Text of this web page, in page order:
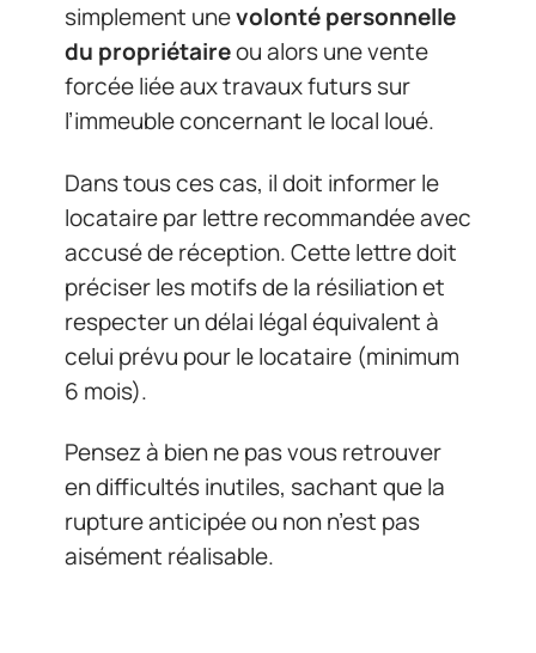
simplement unevolonté personnelle
du propriétaireou alors une vente
forcée liée aux travaux futurs sur
l’immeuble concernant le local loué.
Dans tous ces cas, il doit informer le
locataire par lettre recommandée avec
accusé de réception. Cette lettre doit
préciser les motifs de la résiliation et
respecter un délai légal équivalent à
celui prévu pour le locataire (minimum
6 mois).
Pensez à bien ne pas vous retrouver
en difficultés inutiles, sachant que la
rupture anticipée ou non n’est pas
aisément réalisable.